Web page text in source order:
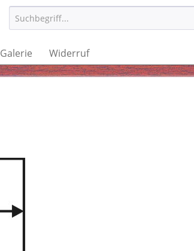
Galerie Widerruf